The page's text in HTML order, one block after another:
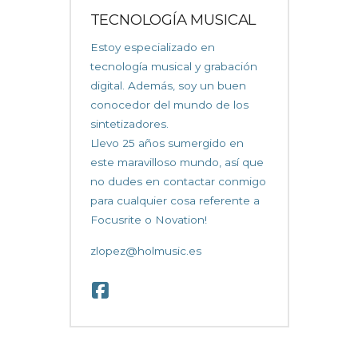
TECNOLOGÍA MUSICAL
Estoy especializado en
tecnología musical y grabación
digital. Además, soy un buen
conocedor del mundo de los
sintetizadores.
Llevo 25 años sumergido en
este maravilloso mundo, así que
no dudes en contactar conmigo
para cualquier cosa referente a
Focusrite o Novation!
zlopez@holmusic.es